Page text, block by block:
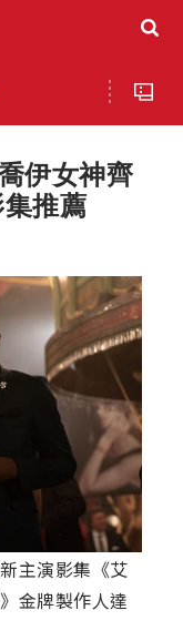
伊女神齊
推薦
主演影集《艾
金牌製作人達